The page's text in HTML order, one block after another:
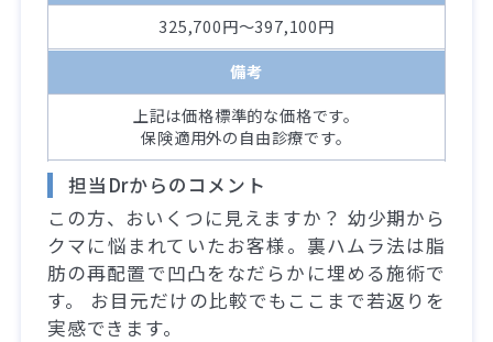
325,700円～397,100円
備考
上記は価格標準的な価格です。
保険適用外の自由診療です。
担当Drからのコメント
この方、おいくつに見えますか？ 幼少期から
クマに悩まれていたお客様。裏ハムラ法は脂
肪の再配置で凹凸をなだらかに埋める施術で
す。 お目元だけの比較でもここまで若返りを
実感できます。